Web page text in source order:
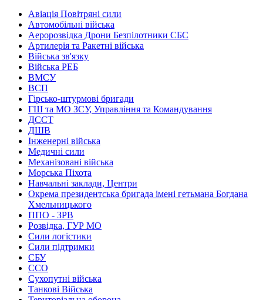
Авіація Повітряні сили
Автомобільні війська
Аеророзвідка Дрони Безпілотники СБС
Артилерія та Ракетні війська
Війська зв'язку
Війська РЕБ
ВМСУ
ВСП
Гірсько-штурмові бригади
ГШ та МО ЗСУ, Управління та Командування
ДССТ
ДШВ
Інженерні війська
Медичні сили
Механізовані війська
Морська Піхота
Навчальні заклади, Центри
Окрема президентська бригада імені гетьмана Богдана
Хмельницького
ППО - ЗРВ
Розвідка, ГУР МО
Сили логістики
Сили підтримки
СБУ
ССО
Сухопутні війська
Танкові Війська